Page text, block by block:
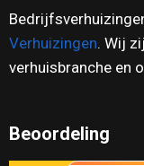
Verhuizingen. Wij
verhuisbranche en
Beoordeling